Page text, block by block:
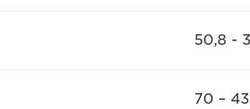
50,8 -
70 –